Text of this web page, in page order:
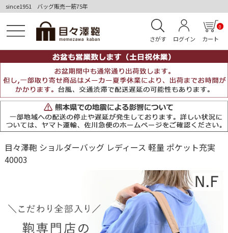
since1951 バッグ販売一筋75年
さがす ログイン カート
0
目々澤鞄 ショルダーバッグ レディース 軽量 ポケット充実
40003